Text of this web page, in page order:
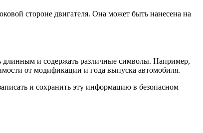
стороне двигателя. Она может быть нанесена на
длинным и содержать различные символы. Например,
от модификации и года выпуска автомобиля.
и сохранить эту информацию в безопасном